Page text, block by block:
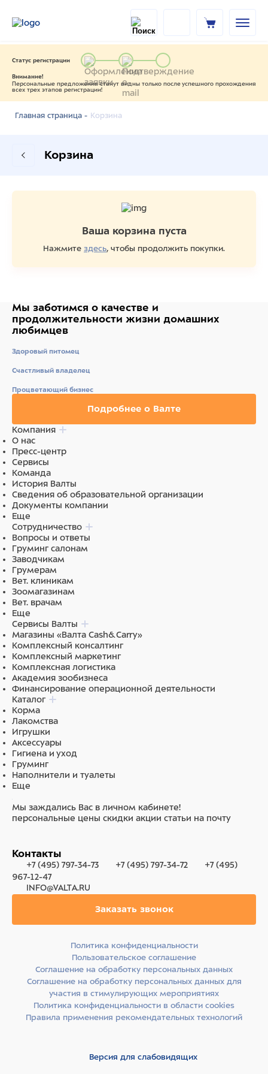
Статус регистрации
Внимание!
Персональные предложения станут видны только после успешного прохождения
всех трех этапов регистрации!
Идет проверка
наличия товара
Главная страница - Корзина
Корзина
Ваша корзина пуста
Нажмите здесь, чтобы продолжить покупки.
Мы заботимся о качестве и
продолжительности жизни домашних
любимцев
Здоровый питомец
Счастливый владелец
Процветающий бизнес
Подробнее о Валте
Компания
О нас
Пресс-центр
Сервисы
Команда
История Валты
Сведения об образовательной организации
Документы компании
Еще
Сотрудничество
Вопросы и ответы
Груминг салонам
Заводчикам
Грумерам
Вет. клиникам
Зоомагазинам
Вет. врачам
Еще
Сервисы Валты
Магазины «Валта Cash&Carry»
Комплексный консалтинг
Комплексный маркетинг
Комплексная логистика
Академия зообизнеса
Финансирование операционной деятельности
Каталог
Корма
Лакомства
Игрушки
Аксессуары
Гигиена и уход
Груминг
Наполнители и туалеты
Еще
Мы заждались Вас в личном кабинете!
персональные цены скидки акции статьи на почту
Контакты
+7 (495) 797-34-73 +7 (495) 797-34-72
+7 (495)
967-12-47
INFO@VALTA.RU
Заказать звонок
Политика конфиденциальности
Пользовательское соглашение
Соглашение на обработку персональных данных
Соглашение на обработку персональных данных для
участия в стимулирующих мероприятиях
Политика конфиденциальности в области cookies
Правила применения рекомендательных технологий
Версия для слабовидящих